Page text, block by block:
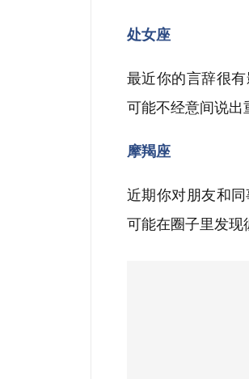
处女座
最近你的言辞很
可能不经意间说出
摩羯座
近期你对朋友和
可能在圈子里发现